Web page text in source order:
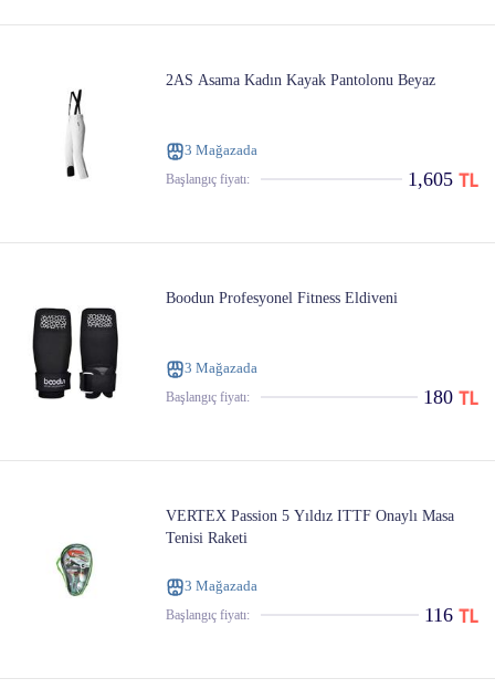
2AS Asama Kadın Kayak Pantolonu Beyaz
3 Mağazada
Başlangıç ​​fiyatı: 1,605
Boodun Profesyonel Fitness Eldiveni
3 Mağazada
Başlangıç ​​fiyatı: 180
VERTEX Passion 5 Yıldız ITTF Onaylı Masa
Tenisi Raketi
3 Mağazada
Başlangıç ​​fiyatı: 116